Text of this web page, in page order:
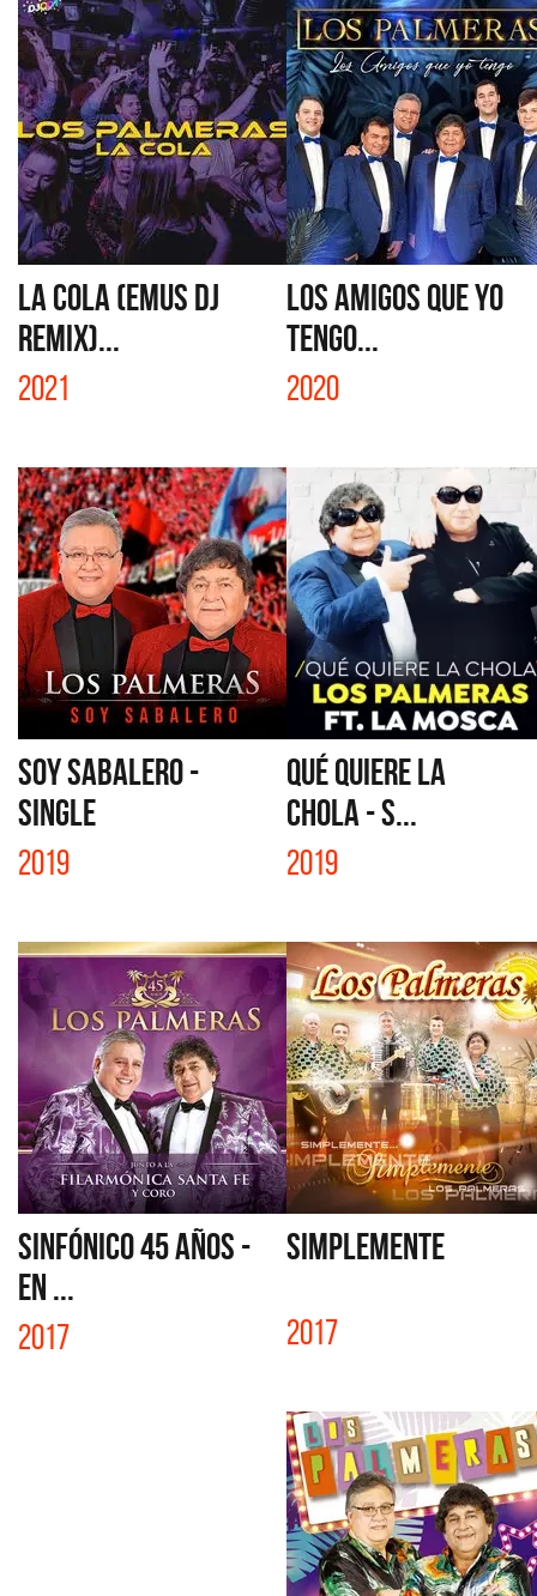
LA COLA (EMUS DJ
REMIX)...
2021
LOS AMIGOS QUE YO
TENGO...
2020
SOY SABALERO -
SINGLE
2019
QUÉ QUIERE LA
CHOLA - S...
2019
SINFÓNICO 45 AÑOS -
EN ...
2017
SIMPLEMENTE
2017